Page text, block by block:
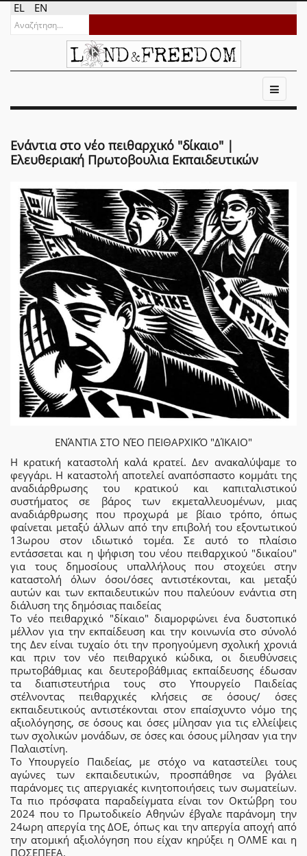
EL EN
Ενάντια στο νέο πειθαρχικό "δίκαιο" |
Ελευθεριακή Πρωτοβουλια Εκπαιδευτικών
ΕΝΆΝΤΙΑ ΣΤΟ ΝΈΟ ΠΕΙΘΑΡΧΙΚΌ "ΔΊΚΑΙΟ"
Η κρατική καταστολή καλά κρατεί. Δεν ανακαλύψαμε το
φεγγάρι. Η καταστολή αποτελεί αναπόσπαστο κομμάτι της
αναδιάρθρωσης του κρατικού και καπιταλιστικού
συστήματος σε βάρος των εκμεταλλευομένων, μιας
αναδιάρθρωσης που προχωρά με βίαιο τρόπο, όπως
φαίνεται μεταξύ άλλων από την επιβολή του εξοντωτικού
13ωρου στον ιδιωτικό τομέα. Σε αυτό το πλαίσιο
εντάσσεται και η ψήφιση του νέου πειθαρχικού "δικαίου"
για τους δημοσίους υπαλλήλους που στοχεύει στην
καταστολή όλων όσοι/όσες αντιστέκονται, και μεταξύ
αυτών και των εκπαιδευτικών που παλεύουν ενάντια στη
διάλυση της δημόσιας παιδείας
Το νέο πειθαρχικό "δίκαιο" διαμορφώνει ένα δυστοπικό
μέλλον για την εκπαίδευση και την κοινωνία στο σύνολό
της Δεν είναι τυχαίο ότι την προηγούμενη σχολική χρονιά
και πριν τον νέο πειθαρχικό κώδικα, οι διευθύνσεις
πρωτοβάθμιας και δευτεροβάθμιας εκπαίδευσης έδωσαν
τα διαπιστευτήρια τους στο Υπουργείο Παιδείας
στέλνοντας πειθαρχικές κλήσεις σε όσους/ όσες
εκπαιδευτικούς αντιστέκονται στον επαίσχυντο νόμο της
αξιολόγησης, σε όσους και όσες μίλησαν για τις ελλείψεις
των σχολικών μονάδων, σε όσες και όσους μίλησαν για την
Παλαιστίνη.
Το Υπουργείο Παιδείας, με στόχο να καταστείλει τους
αγώνες των εκπαιδευτικών, προσπάθησε να βγάλει
παράνομες τις απεργιακές κινητοποιήσεις των σωματείων.
Τα πιο πρόσφατα παραδείγματα είναι τον Οκτώβρη του
2024 που το Πρωτοδικείο Αθηνών έβγαλε παράνομη την
24ωρη απεργία της ΔΟΕ, όπως και την απεργία αποχή από
την ατομική αξιολόγηση που είχαν κηρύξει η ΟΛΜΕ και η
ΠΟΣΕΠΕΕΑ.